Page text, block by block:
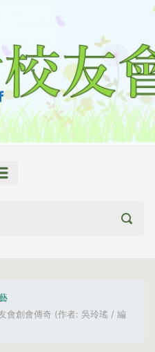
會創會傳奇 (作者: 吳玲瑤 / 編